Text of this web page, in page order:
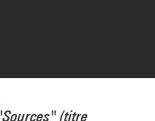
(titre
CCI/Georges Meguerditchian/Dist.